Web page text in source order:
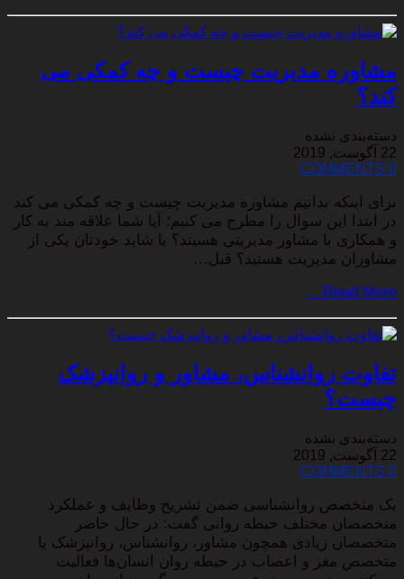
مشاوره مدیریت چیست و چه کمکی می
کند؟
دسته‌بندی نشده
22 آگوست, 2019
0 COMMENTS
برای اینکه بدانیم مشاوره مدیریت چیست و چه کمکی می کند
در ابتدا این سوال را مطرح می کنیم؛ آیا شما علاقه مند به کار
و همکاری با مشاور مدیریتی هسیتد؟ یا شاید خودتان یکی از
مشاوران مدیریت هستید؟ قبل…
Read More…
تفاوت روانشناس، مشاور و روانپزشک
چیست؟
دسته‌بندی نشده
22 آگوست, 2019
0 COMMENTS
یک متخصص روانشناسی ضمن تشریح وظایف و عملکرد
متخصصان مختلف حیطه روانی گفت: در حال حاضر
متخصصان زیادی همچون مشاور، روانشناس، روانپزشک یا
متخصص مغز و اعصاب در حیطه روان انسان‌ها فعالیت